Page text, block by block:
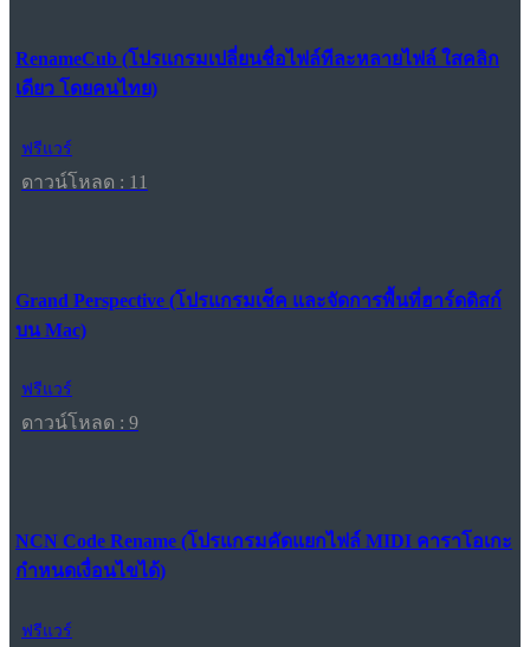
RenameCub (โปรแกรมเปลี่ยนชื่อไฟล์ทีละหลายไฟล์ ใสคลิก
เดียว โดยคนไทย)
ฟรีแวร์
ดาวน์โหลด : 11
Grand Perspective (โปรแกรมเช็ค และจัดการพื้นที่ฮาร์ดดิสก์
บน Mac)
ฟรีแวร์
ดาวน์โหลด : 9
NCN Code Rename (โปรแกรมคัดแยกไฟล์ MIDI คาราโอเกะ
กำหนดเงื่อนไขได้)
ฟรีแวร์